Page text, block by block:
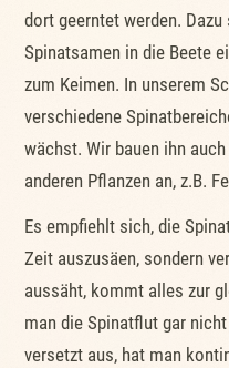
dort geerntet werden.
Spinatsamen in die Beete
zum Keimen. In unserem
verschiedene
wächst. Wir bauen ihn
anderen Pflanzen an, z.B.
Es empfiehlt sich, die
Zeit auszusäen, sondern
aussäht, kommt alles zur
man die Spinatflut gar
versetzt aus, hat man